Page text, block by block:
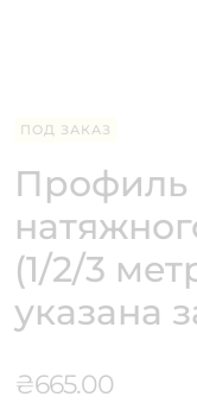
ПОД ЗАКАЗ
Профиль
(1/2/3
указана
₴665.00